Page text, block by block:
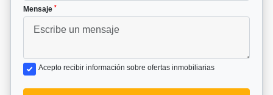
Mensaje *
Acepto recibir información sobre ofertas inmobiliarias